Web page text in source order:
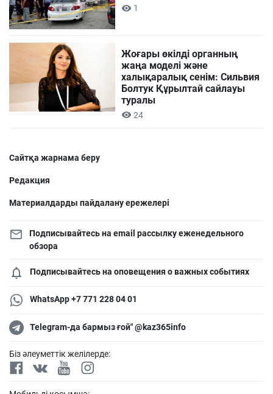
1
Жоғары өкілді органның
жаңа моделі және
халықаралық сенім: Сильвия
Болтук Құрылтай сайлауы
туралы
24
Сайтқа жарнама беру
Редакция
Материалдарды пайдалану ережелері
Подписывайтесь на email рассылку еженедельного
обзора
Подписывайтесь на оповещения о важных событиях
WhatsApp +7 771 228 04 01
Telegram-да бармыз ғой" @kaz365info
Біз әлеуметтік желілерде: